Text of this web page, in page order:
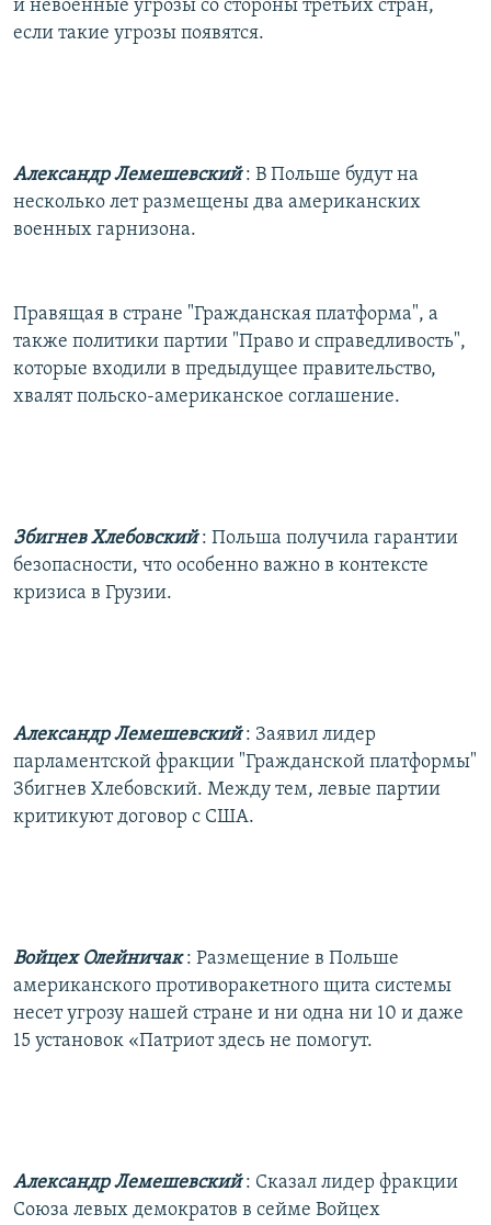
и невоенные угрозы со стороны третьих стран,
если такие угрозы появятся.
Александр Лемешевский: В Польше будут на
несколько лет размещены два американских
военных гарнизона.
Правящая в стране "Гражданская платформа", а
также политики партии "Право и справедливость",
которые входили в предыдущее правительство,
хвалят польско-американское соглашение.
Збигнев Хлебовский: Польша получила гарантии
безопасности, что особенно важно в контексте
кризиса в Грузии.
Александр Лемешевский: Заявил лидер
парламентской фракции "Гражданской платформы"
Збигнев Хлебовский. Между тем, левые партии
критикуют договор с США.
Войцех Олейничак: Размещение в Польше
американского противоракетного щита системы
несет угрозу нашей стране и ни одна ни 10 и даже
15 установок «Патриот здесь не помогут.
Александр Лемешевский: Сказал лидер фракции
Союза левых демократов в сейме Войцех